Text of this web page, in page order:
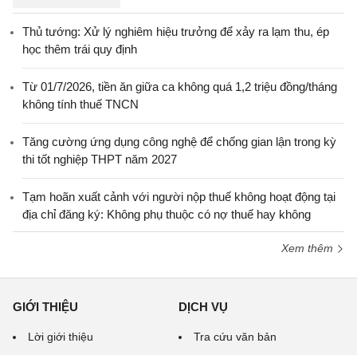
Thủ tướng: Xử lý nghiêm hiệu trưởng để xảy ra lạm thu, ép
học thêm trái quy định
Từ 01/7/2026, tiền ăn giữa ca không quá 1,2 triệu đồng/tháng
không tính thuế TNCN
Tăng cường ứng dụng công nghệ để chống gian lận trong kỳ
thi tốt nghiệp THPT năm 2027
Tạm hoãn xuất cảnh với người nộp thuế không hoạt động tại
địa chỉ đăng ký: Không phụ thuộc có nợ thuế hay không
Xem thêm
GIỚI THIỆU
Lời giới thiệu
DỊCH VỤ
Tra cứu văn bản